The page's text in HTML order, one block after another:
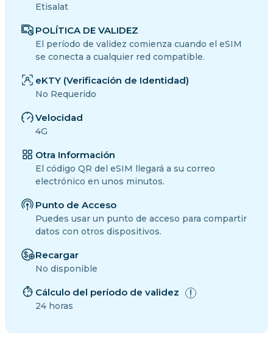
Etisalat
POLÍTICA DE VALIDEZ
El período de validez comienza cuando el eSIM
se conecta a cualquier red compatible.
eKTY (Verificación de Identidad)
No Requerido
Velocidad
4G
Otra Información
El código QR del eSIM llegará a su correo
electrónico en unos minutos.
Punto de Acceso
Puedes usar un punto de acceso para compartir
datos con otros dispositivos.
Recargar
No disponible
Cálculo del período de validez
24 horas